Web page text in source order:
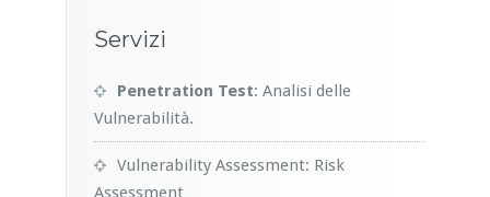
Servizi
Penetration Test: Analisi delle
Vulnerabilità.
Vulnerability Assessment: Risk
Assessment